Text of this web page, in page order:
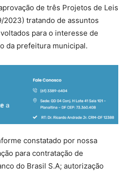
de três Projetos de Leis
tratando de assuntos
para o interesse de
da prefeitura municipal.
constatado por nossa
para contratação de
do Brasil S.A; autorização